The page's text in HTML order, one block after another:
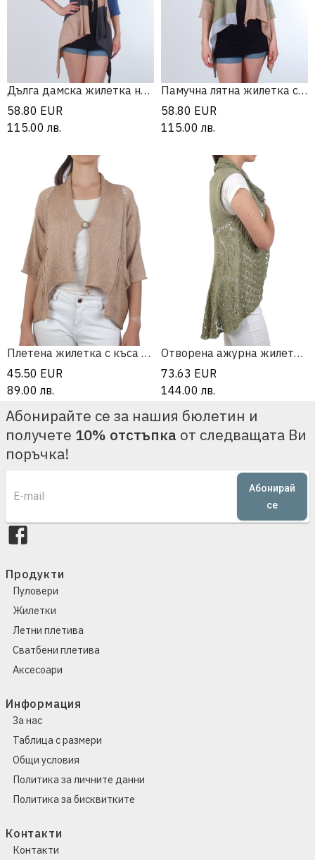
Дълга дамска жилетка на големи райета
58.80 EUR
115.00 лв.
Памучна лятна жилетка с широки райета
58.80 EUR
115.00 лв.
Плетена жилетка с къса предница и джобове
45.50 EUR
89.00 лв.
Отворена ажурна жилетка без ръкав
73.63 EUR
144.00 лв.
Абонирайте се за нашия бюлетин и
получете 10% отстъпка от следващата Ви
поръчка!
Абонирай
се
Продукти
Пуловери
Жилетки
Летни плетива
Сватбени плетива
Аксесоари
Информация
За нас
Таблица с размери
Общи условия
Политика за личните данни
Политика за бисквитките
Контакти
Контакти